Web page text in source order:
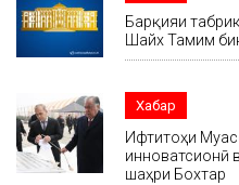
Барқияи
Шайх Тамим
Хабар
Ифтитоҳи
инноватсионӣ
шаҳри Бохтар